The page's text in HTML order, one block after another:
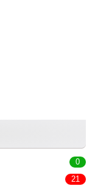
0
21